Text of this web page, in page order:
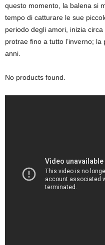
questo momento, la balena si
tempo di catturare le sue
periodo degli amori, inizia
protrae fino a tutto l’inverno;
anni.
No products found.